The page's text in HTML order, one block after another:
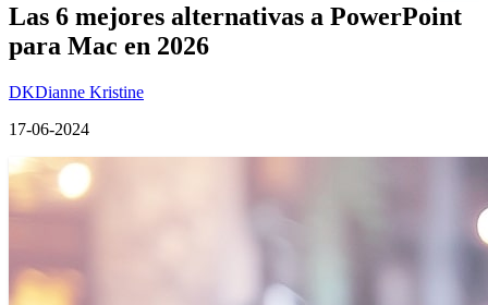
Las 6 mejores alternativas a PowerPoint
para Mac en 2026
DKDianne Kristine
17-06-2024